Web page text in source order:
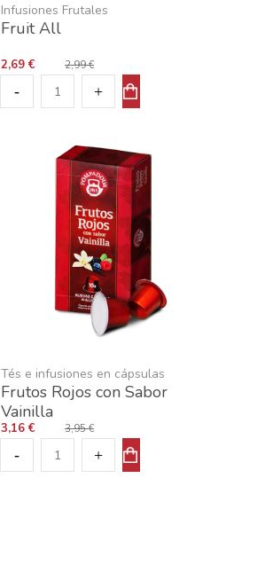
Infusiones Frutales
Fruit All
2,69 € 2,99 €
Tés e infusiones en cápsulas
Frutos Rojos con Sabor
Vainilla
3,16 € 3,95 €